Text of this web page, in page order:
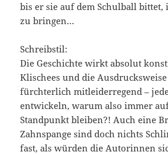
bis er sie auf dem Schulball bittet,
zu bringen…
Schreibstil:
Die Geschichte wirkt absolut
Klischees und die
fürchterlich mitleiderregend –
entwickeln, warum also immer
Standpunkt bleiben?! Auch eine
Zahnspange sind doch nichts
fast, als würden die Autorinnen